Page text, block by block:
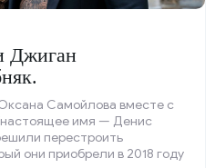
Джиган
Самойлова вместе с
имя — Денис
перестроить
они приобрели в 2018 году